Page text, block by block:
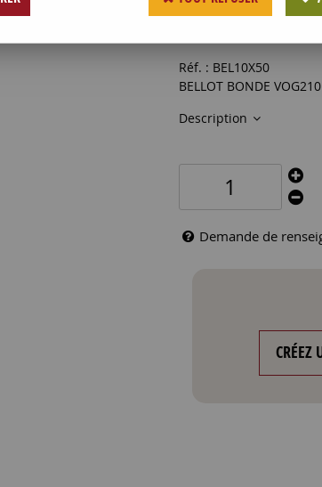
176,20€ HT
Réf. : BEL10X50
BELLOT BONDE
Description
Demande de
CRÉEZ